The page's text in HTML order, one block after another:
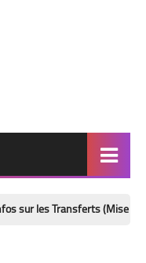
(Mise à Jour 8 Août